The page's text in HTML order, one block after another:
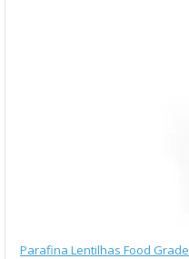
Parafina Lentilhas Food Grade